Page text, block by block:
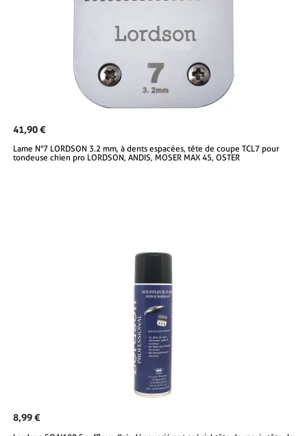
41,90 €
Lame N°7 LORDSON 3.2 mm, à dents espacées, tête de coupe TCL7 pour
tondeuse chien pro LORDSON, ANDIS, MOSER MAX 45, OSTER
8,99 €